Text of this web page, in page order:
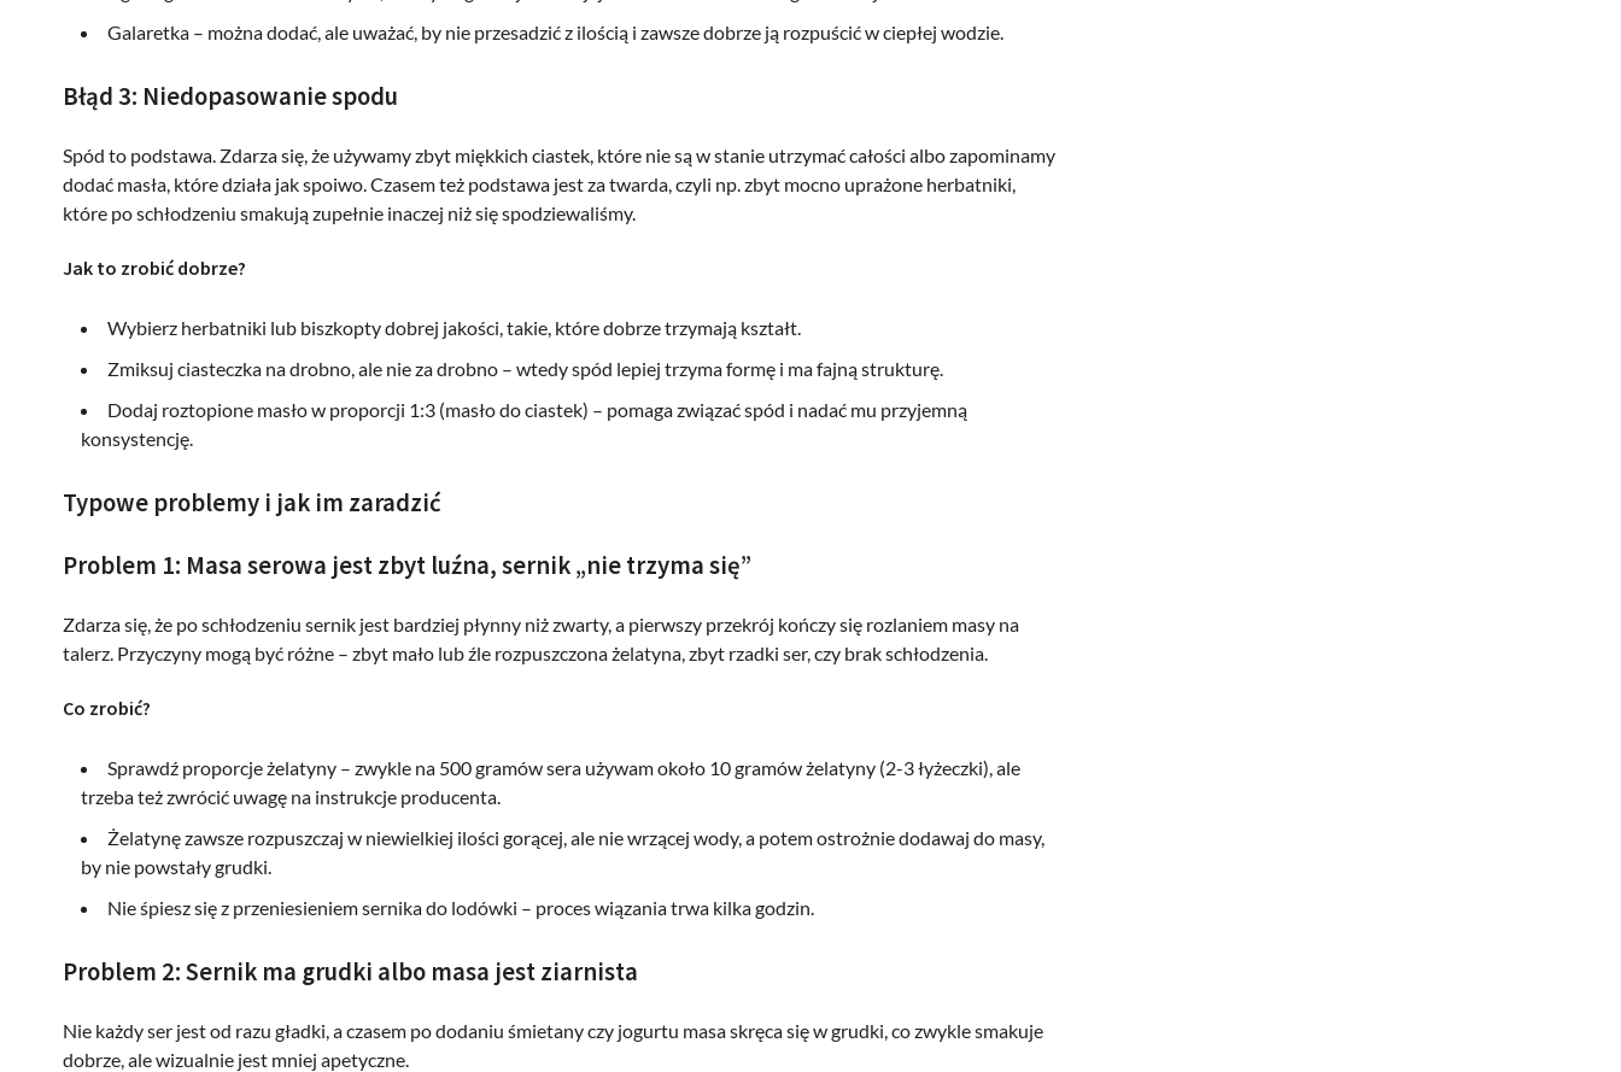
Galaretka – można dodać, ale uważać, by nie przesadzić z ilością i zawsze dobrze ją rozpuścić w ciepłej wodzie.
Błąd 3: Niedopasowanie spodu
Spód to podstawa. Zdarza się, że używamy zbyt miękkich ciastek, które nie są w stanie utrzymać całości albo zapominamy
dodać masła, które działa jak spoiwo. Czasem też podstawa jest za twarda, czyli np. zbyt mocno uprażone herbatniki,
które po schłodzeniu smakują zupełnie inaczej niż się spodziewaliśmy.
Jak to zrobić dobrze?
Wybierz herbatniki lub biszkopty dobrej jakości, takie, które dobrze trzymają kształt.
Zmiksuj ciasteczka na drobno, ale nie za drobno – wtedy spód lepiej trzyma formę i ma fajną strukturę.
Dodaj roztopione masło w proporcji 1:3 (masło do ciastek) – pomaga związać spód i nadać mu przyjemną
konsystencję.
Typowe problemy i jak im zaradzić
Problem 1: Masa serowa jest zbyt luźna, sernik „nie trzyma się”
Zdarza się, że po schłodzeniu sernik jest bardziej płynny niż zwarty, a pierwszy przekrój kończy się rozlaniem masy na
talerz. Przyczyny mogą być różne – zbyt mało lub źle rozpuszczona żelatyna, zbyt rzadki ser, czy brak schłodzenia.
Co zrobić?
Sprawdź proporcje żelatyny – zwykle na 500 gramów sera używam około 10 gramów żelatyny (2-3 łyżeczki), ale
trzeba też zwrócić uwagę na instrukcje producenta.
Żelatynę zawsze rozpuszczaj w niewielkiej ilości gorącej, ale nie wrzącej wody, a potem ostrożnie dodawaj do masy,
by nie powstały grudki.
Nie śpiesz się z przeniesieniem sernika do lodówki – proces wiązania trwa kilka godzin.
Problem 2: Sernik ma grudki albo masa jest ziarnista
Nie każdy ser jest od razu gładki, a czasem po dodaniu śmietany czy jogurtu masa skręca się w grudki, co zwykle smakuje
dobrze, ale wizualnie jest mniej apetyczne.